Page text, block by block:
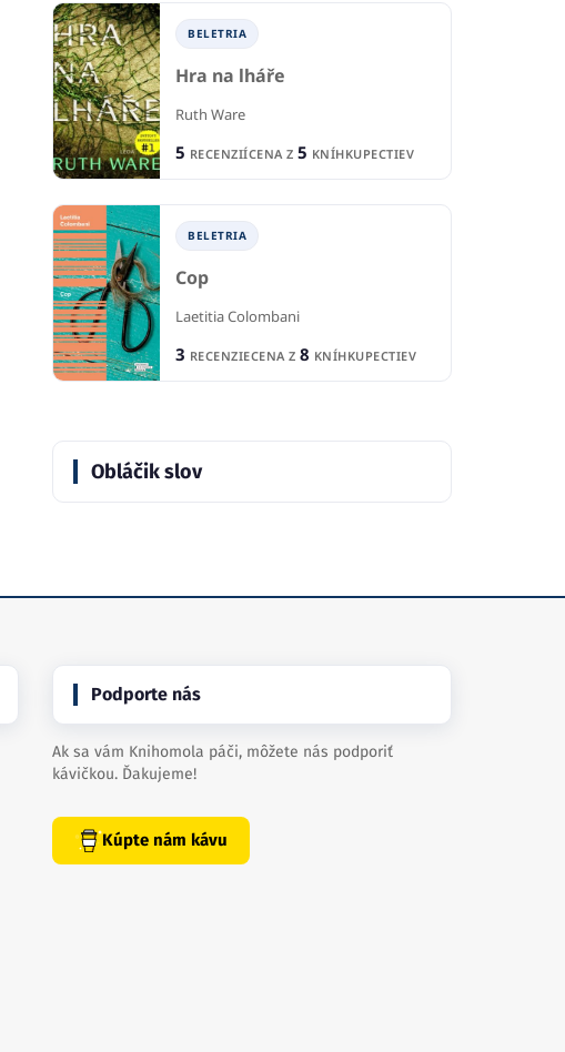
BELETRIA
Hra na lháře
Ruth Ware
5 RECENZIÍCENA Z 5 KNÍHKUPECTIEV
BELETRIA
Cop
Laetitia Colombani
3 RECENZIECENA Z 8 KNÍHKUPECTIEV
Obláčik slov
Podporte nás
Ak sa vám Knihomola páči, môžete nás podporiť
kávičkou. Ďakujeme!
Kúpte nám kávu